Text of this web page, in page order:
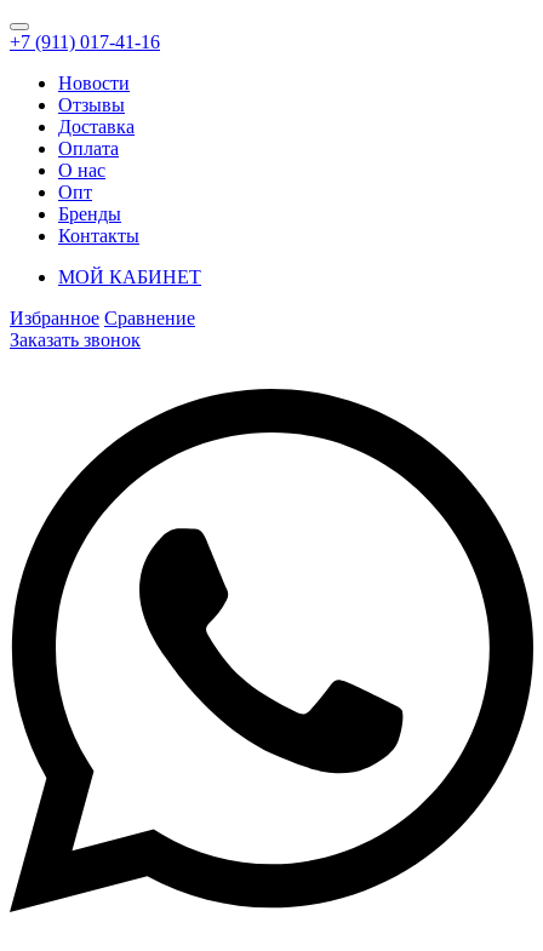
+7 (911) 017-41-16
Новости
Отзывы
Доставка
Оплата
О нас
Опт
Бренды
Контакты
МОЙ КАБИНЕТ
Избранное Сравнение
Заказать звонок